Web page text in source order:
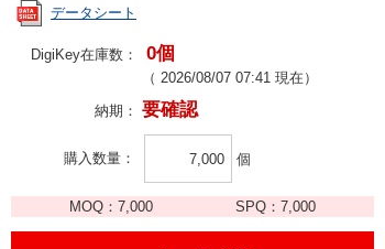
データシート
DigiKey在庫数： 0個
（ 2026/08/07 07:41 現在）
納期： 要確認
購入数量 個
MOQ： 7,000 SPQ：7,000